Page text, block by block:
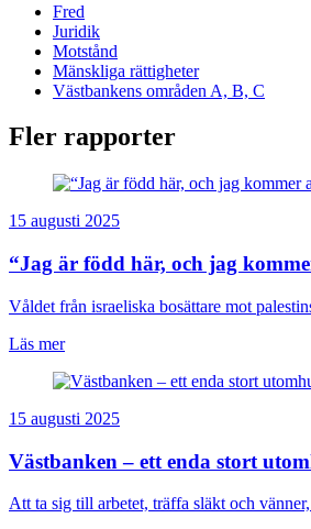
Fred
Juridik
Motstånd
Mänskliga rättigheter
Västbankens områden A, B, C
Fler rapporter
15 augusti 2025
“Jag är född här, och jag
Våldet från israeliska bosättare mot
Läs mer
15 augusti 2025
Västbanken – ett enda stort
Att ta sig till arbetet, träffa släkt och